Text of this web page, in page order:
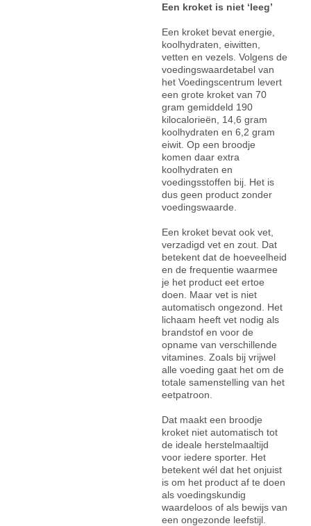
Een kroket is niet ‘leeg’
Een kroket bevat energie,
koolhydraten, eiwitten,
vetten en vezels. Volgens de
voedingswaardetabel van
het Voedingscentrum levert
een grote kroket van 70
gram gemiddeld 190
kilocalorieën, 14,6 gram
koolhydraten en 6,2 gram
eiwit. Op een broodje
komen daar extra
koolhydraten en
voedingsstoffen bij. Het is
dus geen product zonder
voedingswaarde.
Een kroket bevat ook vet,
verzadigd vet en zout. Dat
betekent dat de hoeveelheid
en de frequentie waarmee
je het product eet ertoe
doen. Maar vet is niet
automatisch ongezond. Het
lichaam heeft vet nodig als
brandstof en voor de
opname van verschillende
vitamines. Zoals bij vrijwel
alle voeding gaat het om de
totale samenstelling van het
eetpatroon.
Dat maakt een broodje
kroket niet automatisch tot
de ideale herstelmaaltijd
voor iedere sporter. Het
betekent wél dat het onjuist
is om het product af te doen
als voedingskundig
waardeloos of als bewijs van
een ongezonde leefstijl.